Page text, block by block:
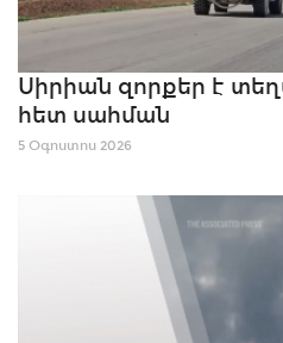
Սիրիան զորքեր է
հետ սահման
5 Օգոստոս 2026